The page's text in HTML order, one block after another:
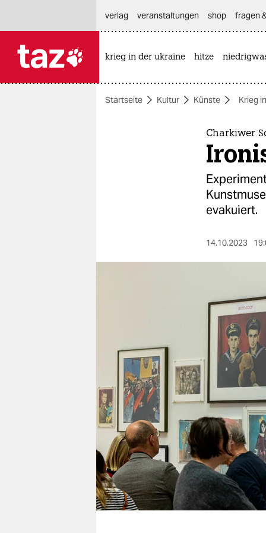
themen
verlag
verlag
veranstaltungen
shop
fragen & hilfe
unterstützen
abo
genossenschaft
verlag
veranstaltungen shop fragen
krieg in der ukraine hitze
Startseite Kultur Künste Krieg
Charkiwer
evakuiert.
14.10.2023